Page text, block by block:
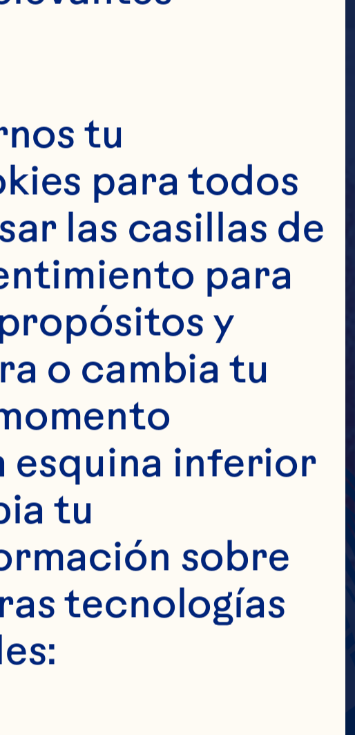
tu
para todos
las casillas de
para
y
o cambia tu
esquina inferior
tu
sobre
tecnologías